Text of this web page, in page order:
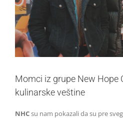
Momci iz grupe New Hope
kulinarske veštine
NHCsu nam pokazali da su pre